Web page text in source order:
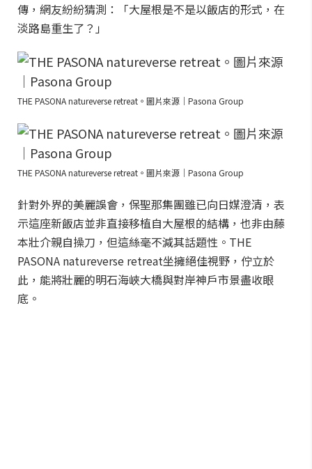
傳，網友紛紛猜測：「大屋根是不是以飯店的形式，在
淡路島重生了？」
THE PASONA natureverse retreat。圖片來源｜Pasona Group
THE PASONA natureverse retreat。圖片來源｜Pasona Group
針對外界的美麗誤會，保聖那集團雖已向日媒澄清，表
示這座新飯店並非直接移植自大屋根的結構，也非由藤
本壯介親自操刀，但這絲毫不減其話題性。THE
PASONA natureverse retreat坐擁絕佳視野，佇立於
此，能將壯麗的明石海峽大橋與對岸神戶市景盡收眼
底。